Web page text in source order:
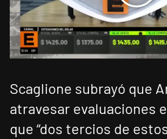
Scaglione subrayó que
atravesar evaluaciones
que “dos tercios de